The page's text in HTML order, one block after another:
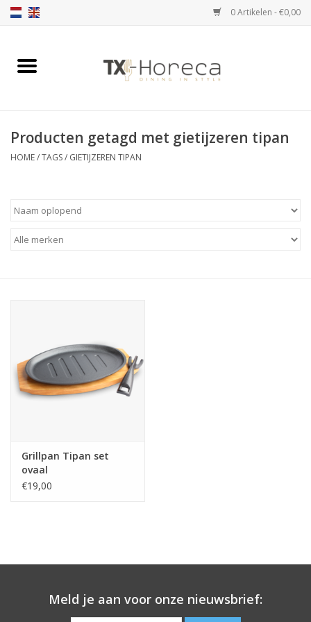
0 Artikelen - €0,00
Home
Catalogi
Producten getagd met gietijzeren tipan
HOME/TAGS/ GIETIJZEREN TIPAN
Grillpan Tipan set
ovaal
€19,00
Meld je aan voor onze nieuwsbrief: